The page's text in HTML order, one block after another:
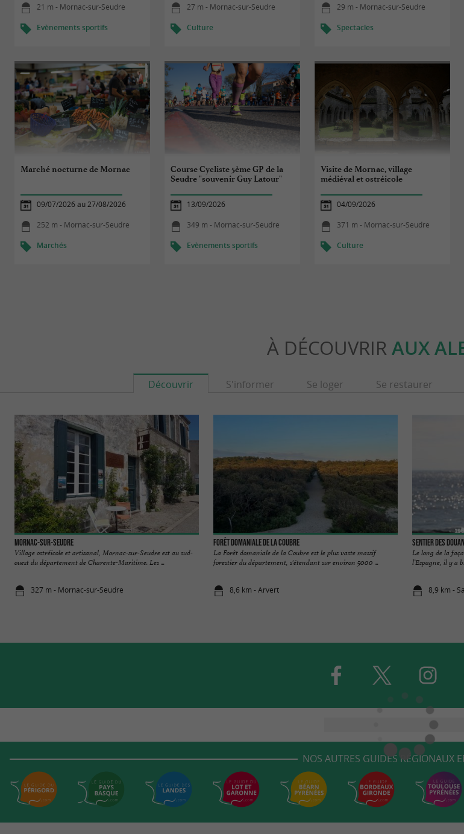
21 m - Mornac-sur-Seudre
Evènements sportifs
27 m - Mornac-sur-Seudre
Culture
29 m - Mornac-sur-Seudre
Spectacles
Marché nocturne de Mornac
09/07/2026 au 27/08/2026
252 m - Mornac-sur-Seudre
Marchés
Course Cycliste 5ème GP de la
Seudre "souvenir Guy Latour"
13/09/2026
349 m - Mornac-sur-Seudre
Evènements sportifs
Visite de Mornac, village
médiéval et ostréicole
04/09/2026
371 m - Mornac-sur-Seudre
Culture
À DÉCOUVRIR AUX
Découvrir S'informer Se loger Se restaurer
Mornac-sur-Seudre
Village ostréicole et artisanal, Mornac-sur-Seudre est au sud-
ouest du département de Charente-Maritime. Les ...
327 m - Mornac-sur-Seudre
Forêt domaniale de la Coubre
La Forêt domaniale de la Coubre est le plus vaste massif
forestier du département, s'étendant sur environ 5000 ...
8,6 km - Arvert
Sentier des
Le long de la
l’Espagne, il y a
8,9 km -
NOS AUTRES GUIDES RÉGIONAUX